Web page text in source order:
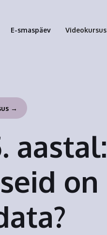
E-smaspäev Videokursus
→
aastal:
on